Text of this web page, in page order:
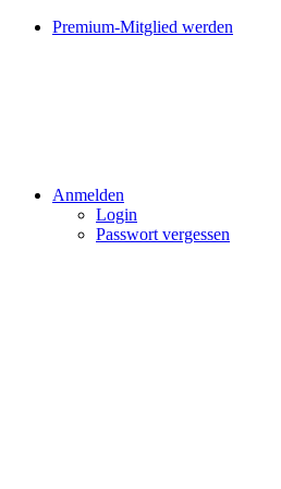
Premium-Mitglied werden
Anmelden
Login
Passwort vergessen